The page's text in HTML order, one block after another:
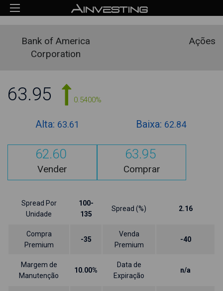
Bank of America
Corporation
Ações
63.95 0.5400%
Alta: 63.61 Baixa: 62.84
62.60
Vender
63.95
Comprar
Spread Por
Unidade
100-
135
Spread (%) 2.16
Compra
Premium
-35
Venda
Premium
-40
Margem de
Manutenção
10.00%
Data de
Expiração
n/a